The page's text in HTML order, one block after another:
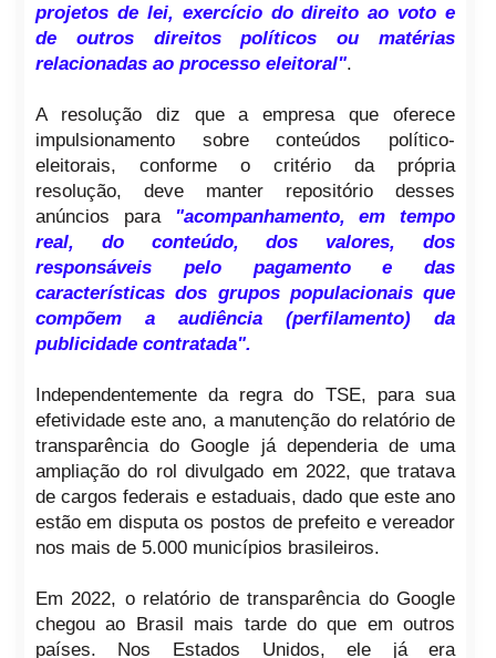
projetos de lei, exercício do direito ao voto e
de outros direitos políticos ou matérias
relacionadas ao processo eleitoral".
A resolução diz que a empresa que oferece
impulsionamento sobre conteúdos político-
eleitorais, conforme o critério da própria
resolução, deve manter repositório desses
anúncios para "acompanhamento, em tempo
real, do conteúdo, dos valores, dos
responsáveis pelo pagamento e das
características dos grupos populacionais que
compõem a audiência (perfilamento) da
publicidade contratada".
Independentemente da regra do TSE, para sua
efetividade este ano, a manutenção do relatório de
transparência do Google já dependeria de uma
ampliação do rol divulgado em 2022, que tratava
de cargos federais e estaduais, dado que este ano
estão em disputa os postos de prefeito e vereador
nos mais de 5.000 municípios brasileiros.
Em 2022, o relatório de transparência do Google
chegou ao Brasil mais tarde do que em outros
países. Nos Estados Unidos, ele já era